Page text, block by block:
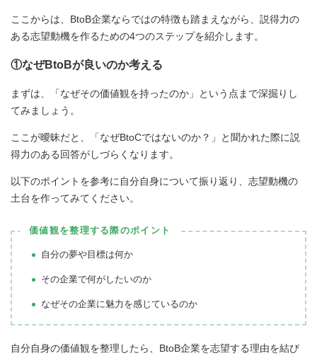
ここからは、BtoB企業ならではの特徴も踏まえながら、説得力の
ある志望動機を作るための4つのステップを紹介します。
①なぜBtoBが良いのか考える
まずは、「なぜその価値観を持ったのか」という点まで深掘りし
てみましょう。
ここが曖昧だと、「なぜBtoCではないのか？」と聞かれた際に説
得力のある回答がしづらくなります。
以下のポイントを参考に自分自身について振り返り、志望動機の
土台を作ってみてください。
価値観を整理する際のポイント
自分の夢や目標は何か
その企業で何がしたいのか
なぜその企業に魅力を感じているのか
自分自身の価値観を整理したら、BtoB企業を志望する理由を結び